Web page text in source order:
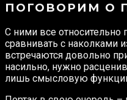
ПОГОВОРИМ О
С ними все относительно
сравнивать с наколками
встречаются довольно
насильно, нужно
лишь смысловую